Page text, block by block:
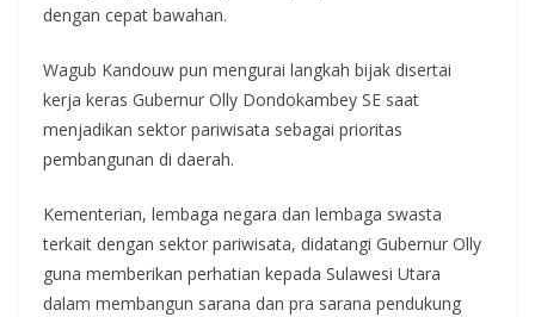
dengan cepat bawahan.
Wagub Kandouw pun mengurai langkah bijak disertai
kerja keras Gubernur Olly Dondokambey SE saat
menjadikan sektor pariwisata sebagai prioritas
pembangunan di daerah.
Kementerian, lembaga negara dan lembaga swasta
terkait dengan sektor pariwisata, didatangi Gubernur Olly
guna memberikan perhatian kepada Sulawesi Utara
dalam membangun sarana dan pra sarana pendukung